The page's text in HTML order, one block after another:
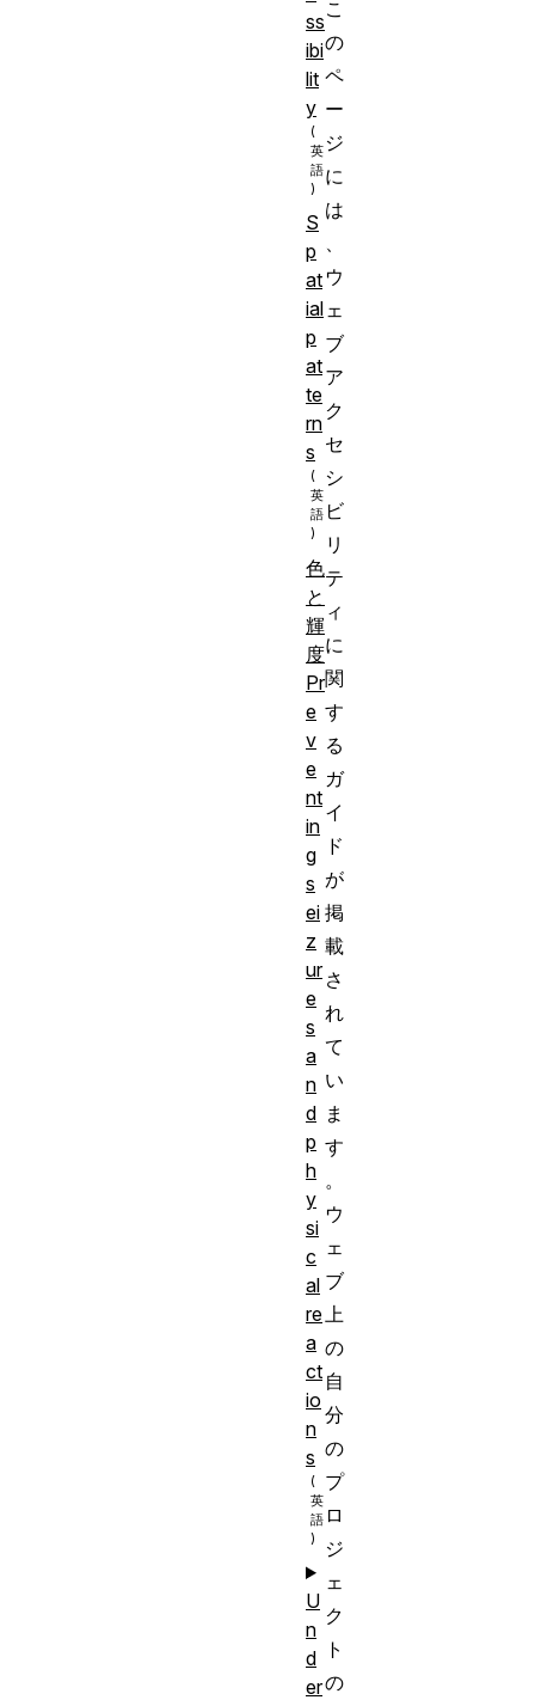
こ
の
ペ
ー
ジ
に
は
ウ
ェ
ブ
ア
ク
セ
シ
ビ
リ
テ
ィ
に
関
す
る
ガ
イ
ド
が
掲
載
さ
れ
て
い
ま
す
。
ウ
ェ
ブ
上
の
自
分
の
プ
ロ
ジ
ェ
ク
ト
の
ss
ibi
lit
y
S
p
at
ial
p
at
te
rn
s
色
と
輝
度
Pr
e
v
e
nt
in
g
s
ei
z
ur
e
s
a
n
d
p
h
y
si
c
al
re
a
ct
io
n
s
U
n
d
er